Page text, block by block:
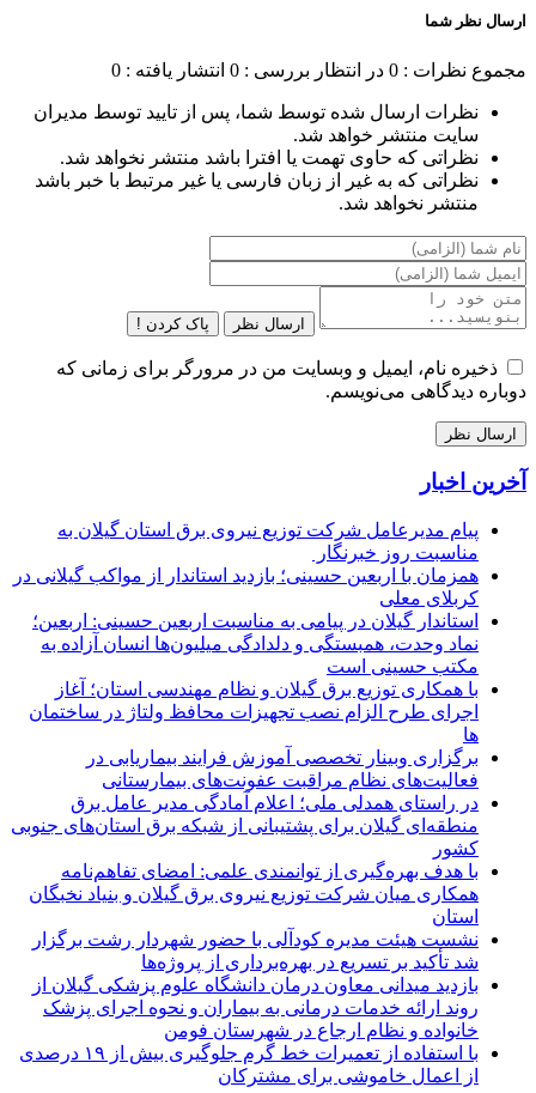
ارسال نظر شما
مجموع نظرات : 0 در انتظار بررسی : 0 انتشار یافته : 0
نظرات ارسال شده توسط شما، پس از تایید توسط مدیران
سایت منتشر خواهد شد.
نظراتی که حاوی تهمت یا افترا باشد منتشر نخواهد شد.
نظراتی که به غیر از زبان فارسی یا غیر مرتبط با خبر باشد
منتشر نخواهد شد.
ارسال نظر پاک کردن !
ذخیره نام، ایمیل و وبسایت من در مرورگر برای زمانی که
دوباره دیدگاهی می‌نویسم.
آخرین اخبار
پیام مدیرعامل شركت توزیع نیروی برق استان گیلان به
مناسبت روز خبرنگار ‌
همزمان با اربعین حسینی؛ بازدید استاندار از مواکب گیلانی در
کربلای معلی
استاندار گیلان در پیامی به مناسبت اربعین حسینی: اربعین؛
نماد وحدت، همبستگی و دلدادگی میلیون‌ها انسان آزاده به
مکتب حسینی است
با همکاری توزیع برق گیلان و نظام مهندسی استان؛ آغاز
اجرای طرح الزام نصب تجهیزات محافظ ولتاژ در ساختمان
ها
برگزاری وبینار تخصصی آموزش فرایند بیماریابی در
فعالیت‌های نظام مراقبت عفونت‌های بیمارستانی
در راستای همدلی ملی؛ اعلام آمادگی مدیر عامل برق
منطقه‌ای گیلان برای پشتیبانی از شبكه برق استان‌های جنوبی
كشور
با هدف بهره‌گیری از توانمندی علمی: امضای تفاهم‌نامه
همكاری میان شركت توزیع نیروی برق گیلان و بنیاد نخبگان
استان
نشست هیئت مدیره کودآلی با حضور شهردار رشت برگزار
شد تأکید بر تسریع در بهره‌برداری از پروژه‌ها
بازدید میدانی معاون درمان دانشگاه علوم پزشکی گیلان از
روند ارائه خدمات درمانی به بیماران و نحوه اجرای پزشک
خانواده و نظام ارجاع در شهرستان فومن
با استفاده از تعمیرات خط گرم جلوگیری بیش از ۱۹ درصدی
از اعمال خاموشی برای مشتركان